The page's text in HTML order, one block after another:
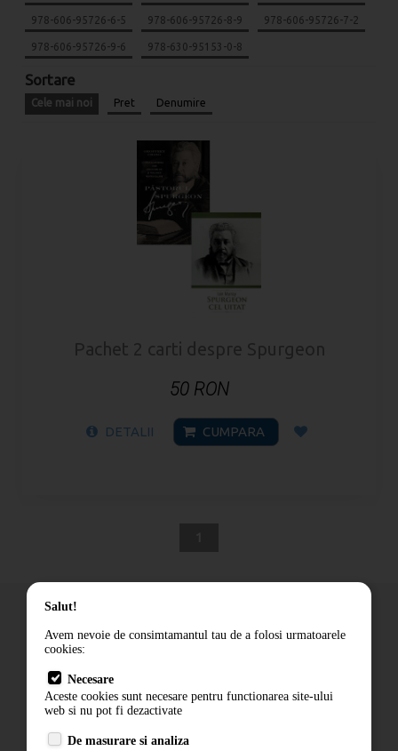
978-606-95726-6-5 978-606-95726-8-9 978-606-95726-7-2
978-606-95726-9-6 978-630-95153-0-8
Sortare
Cele mai noi Pret Denumire
Pachet 2 carti despre Spurgeon
50 RON
DETALII CUMPARA
Cum comand
Livrare
Contact
Salut!
Avem nevoie de consimtamantul tau de a folosi urmatoarele
cookies:
Necesare
Aceste cookies sunt necesare pentru functionarea site-ului
web si nu pot fi dezactivate
De masurare si analiza